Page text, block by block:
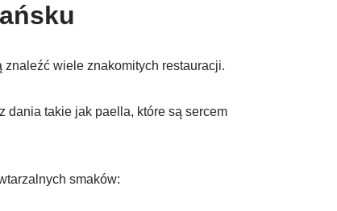
wiele znakomitych restauracji.
dania takie jak paella, które są sercem
smaków: